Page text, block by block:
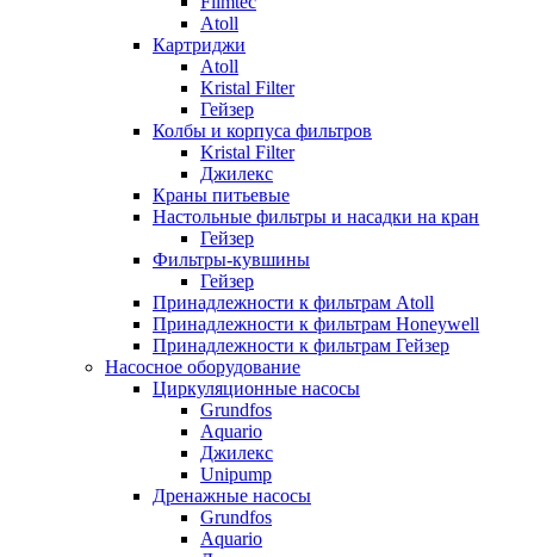
Atoll
Картриджи
Atoll
Kristal Filter
Гейзер
Колбы и корпуса фильтров
Kristal Filter
Джилекс
Краны питьевые
Настольные фильтры и насадки на кран
Гейзер
Фильтры-кувшины
Гейзер
Принадлежности к фильтрам Atoll
Принадлежности к фильтрам Honeywell
Принадлежности к фильтрам Гейзер
Насосное оборудование
Циркуляционные насосы
Grundfos
Aquario
Джилекс
Unipump
Дренажные насосы
Grundfos
Aquario